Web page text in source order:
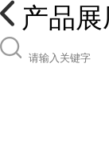
产品展